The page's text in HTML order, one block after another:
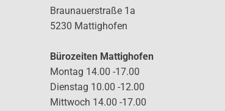
Braunauerstraße 1a
5230 Mattighofen
Bürozeiten Mattighofen
Montag 14.00 -17.00
Dienstag 10.00 -12.00
Mittwoch 14.00 -17.00